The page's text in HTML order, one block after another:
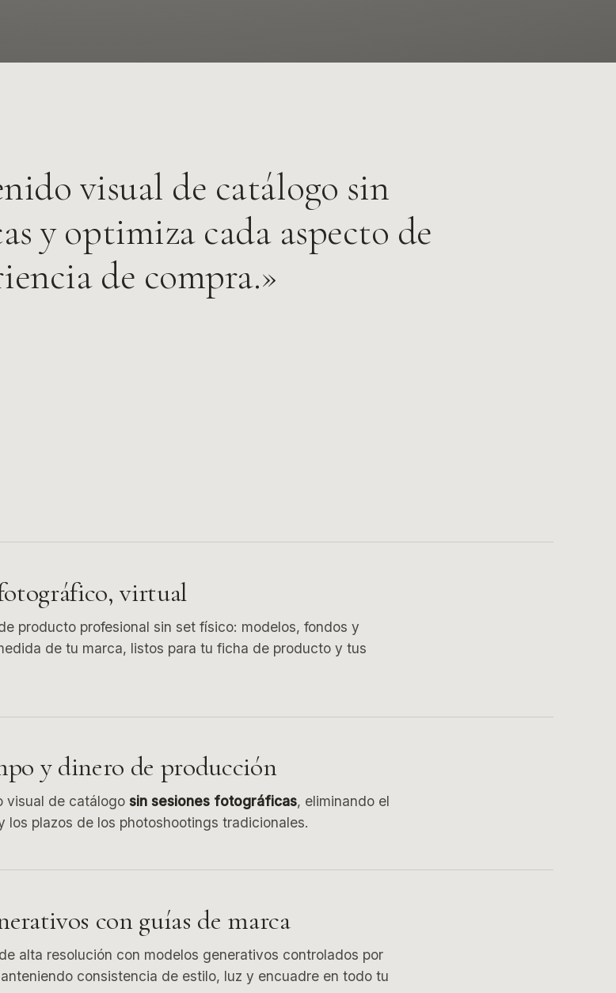
visual de catálogo sin
y optimiza cada aspecto de
de compra.»
virtual
producto profesional sin set físico: modelos, fondos y
de tu marca, listos para tu ficha de producto y tus
y dinero de producción
visual de catálogo sin sesiones fotográficas, eliminando el
los plazos de los photoshootings tradicionales.
con guías de marca
alta resolución con modelos generativos controlados por
consistencia de estilo, luz y encuadre en todo tu